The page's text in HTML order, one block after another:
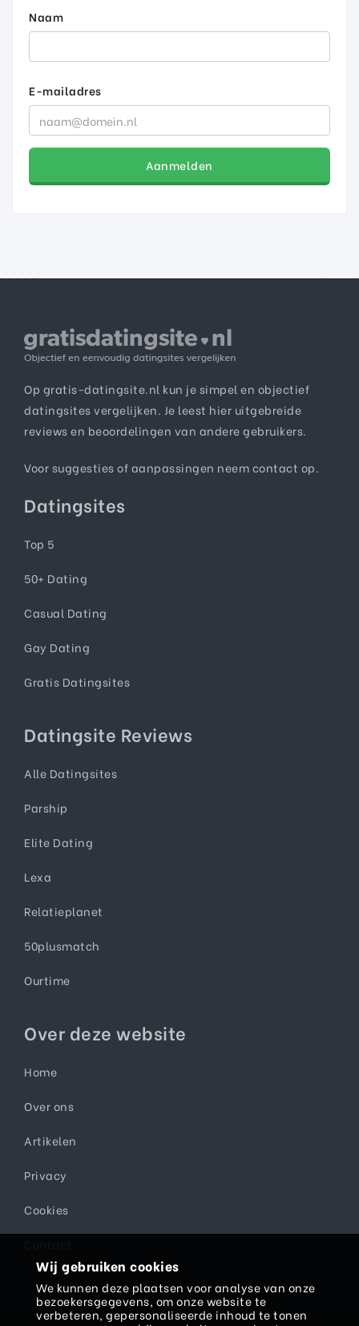
Naam
E-mailadres
Aanmelden
Op gratis-datingsite.nl kun je simpel en objectief
datingsites vergelijken. Je leest hier uitgebreide
reviews en beoordelingen van andere gebruikers.
Voor suggesties of aanpassingen neemcontact op.
Datingsites
Top 5
50+ Dating
Casual Dating
Gay Dating
Gratis Datingsites
Datingsite Reviews
Alle Datingsites
Parship
Elite Dating
Lexa
Relatieplanet
50plusmatch
Ourtime
Over deze website
Home
Over ons
Artikelen
Privacy
Cookies
Wij gebruiken cookies
We kunnen deze plaatsen voor analyse van onze
bezoekersgegevens, om onze website te
verbeteren, gepersonaliseerde inhoud te tonen